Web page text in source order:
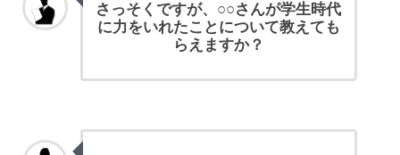
さっそくですが、○○さんが学生時代
に力をいれたことについて教えても
らえますか？